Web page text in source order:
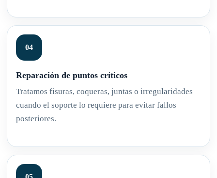
Reparación de puntos críticos
Tratamos fisuras, coqueras, juntas o irregularidades
cuando el soporte lo requiere para evitar fallos
posteriores.